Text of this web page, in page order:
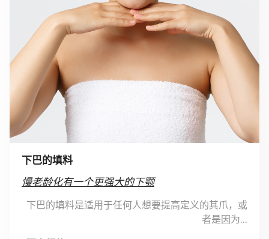
下巴的填料
慢老龄化有一个更强大的下颚
下巴的填料是适用于任何人想要提高定义的其爪，或
者是因为...